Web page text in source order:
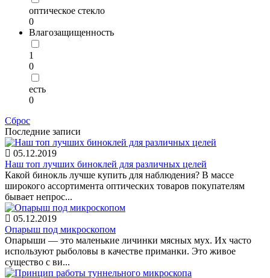
оптическое стекло
0
Влагозащищенность
1
0
есть
0
Сброс
Последние записи
05.12.2019
Наш топ лучших биноклей для различных целей
Какой бинокль лучше купить для наблюдения? В массе
широкого ассортимента оптических товаров покупателям
бывает непрос...
05.12.2019
Опарыш под микроскопом
Опарыши — это маленькие личинки мясных мух. Их часто
используют рыболовы в качестве приманки. Это живое
существо с ви...